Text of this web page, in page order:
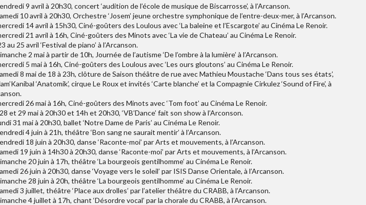
9 avril à 20h30, concert ‘audition de l’école de musique de Biscarrosse’, à l’Arcanson.
10 avril à 20h30, Orchestre ‘Josem’ jeune orchestre symphonique de l’entre-deux-mer, à l’Arcanson.
14 avril à 15h30, Ciné-goûters des Loulous avec ‘La baleine et l’Escargote’ au Cinéma Le Renoir.
21 avril à 16h, Ciné-goûters des Minots avec ‘La vie de Chateau’ au Cinéma Le Renoir.
au 25 avril ‘Festival de piano’ à l’Arcanson.
2 mai à partir de 10h, Journée de l’autisme ‘De l’ombre à la lumière’ à l’Arcanson.
5 mai à 16h, Ciné-goûters des Loulous avec ‘Les ours gloutons’ au Cinéma Le Renoir.
8 mai de 18 à 23h, clôture de Saison théâtre de rue avec Mathieu Moustache ‘Dans tous ses états’,
‘Anatomik’, cirque Le Roux et invités ‘Carte blanche’ et la Compagnie Cirkulez ‘Sound of Fire’, à
26 mai à 16h, Ciné-goûters des Minots avec ‘Tom foot’ au Cinéma Le Renoir.
et 29 mai à 20h30 et 14h et 20h30, ‘VB’Dance’ fait son show à l’Arconson.
31 mai à 20h30, ballet ‘Notre Dame de Paris’ au Cinéma Le Renoir.
4 juin à 21h, théâtre ‘Bon sang ne saurait mentir’ à l’Arcanson.
18 juin à 20h30, danse ‘Raconte-moi’ par Arts et mouvements, à l’Arcanson.
19 juin à 14h30 à 20h30, danse ‘Raconte-moi’ par Arts et mouvements, à l’Arcanson.
20 juin à 17h, théâtre ‘La bourgeois gentilhomme’ au Cinéma Le Renoir.
26 juin à 20h30, danse ‘Voyage vers le soleil’ par ISIS Danse Orientale, à l’Arcanson.
28 juin à 20h, théâtre ‘La bourgeois gentilhomme’ au Cinéma Le Renoir.
3 juillet, théâtre ‘Place aux drolles’ par l’atelier théâtre du CRABB, à l’Arcanson.
4 juillet à 17h, chant ‘Désordre vocal’ par la chorale du CRABB, à l’Arcanson.